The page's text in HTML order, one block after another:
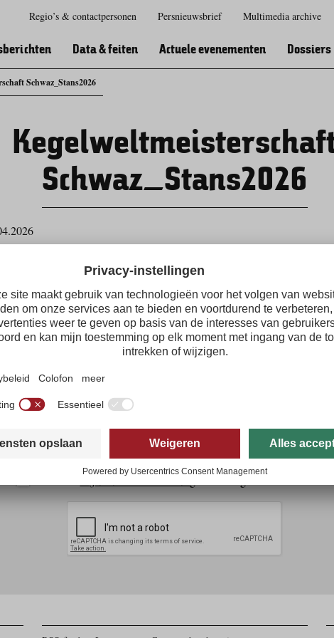
Schwaz_Stans2026
Zur
Zur
Zum
Zum
Data & feiten Actuele evenementen Dossiers
Regio’s & contactpersonen Persnieuwsbrief Multimedia archive
Schwaz_Stans2026
Tirol persnieuwsbrief
Gratis en snel in uw mailbox: het belangrijkste toeristische nieuws uit
Ik ga akkoord met het
Algemene voorwaarden gelezen en ga hiermee akkoord.